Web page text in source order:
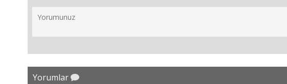
Yorumlar